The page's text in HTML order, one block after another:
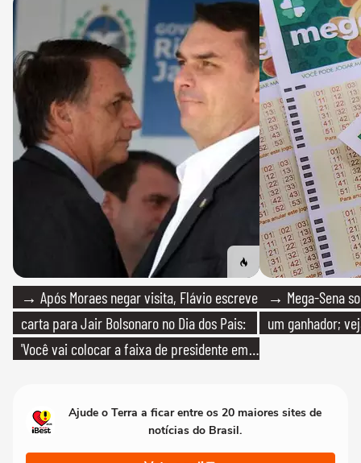
→ Após Moraes negar visita, Flávio escreve
carta para Jair Bolsonaro no Dia dos Pais:
'Você vai colocar a faixa de presidente em
→ Mega-Sena
um ganhador;
Ajude o Terra a ficar entre os 20 maiores sites de
notícias do Brasil.